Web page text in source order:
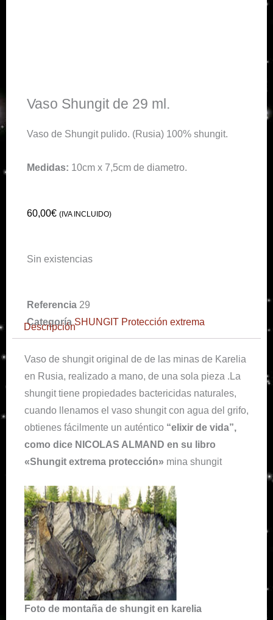
Vaso Shungit de 29 ml.
Vaso de Shungit pulido. (Rusia) 100% shungit.
Medidas: 10cm x 7,5cm de diametro.
60,00€ (IVA INCLUIDO)
Sin existencias
Referencia29
Categoría SHUNGIT Protección extrema
Descripción
Vaso de shungit original de de las minas de Karelia
en Rusia, realizado a mano, de una sola pieza .La
shungit tiene propiedades bactericidas naturales,
cuando llenamos el vaso shungit con agua del grifo,
obtienes fácilmente un auténtico “elixir de vida”,
como dice NICOLAS ALMAND en su libro
«Shungit extrema protección» mina shungit
Foto de montaña de shungit en karelia